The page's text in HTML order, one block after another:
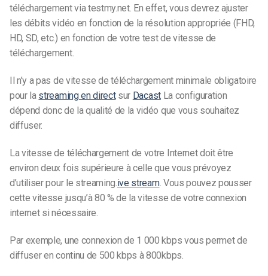
téléchargement via testmy.net. En effet, vous devrez ajuster
les débits vidéo en fonction de la résolution appropriée (FHD,
HD, SD, etc.) en fonction de votre test de vitesse de
téléchargement.
Il n’y a pas de vitesse de téléchargement minimale obligatoire
pour la streaming en directsur DacastLa configuration
dépend donc de la qualité de la vidéo que vous souhaitez
diffuser.
La vitesse de téléchargement de votre Internet doit être
environ deux fois supérieure à celle que vous prévoyez
d’utiliser pour le streaming. ive stream. Vous pouvez pousser
cette vitesse jusqu’à 80 % de la vitesse de votre connexion
internet si nécessaire.
Par exemple, une connexion de 1 000 kbps vous permet de
diffuser en continu de 500 kbps à 800kbps.